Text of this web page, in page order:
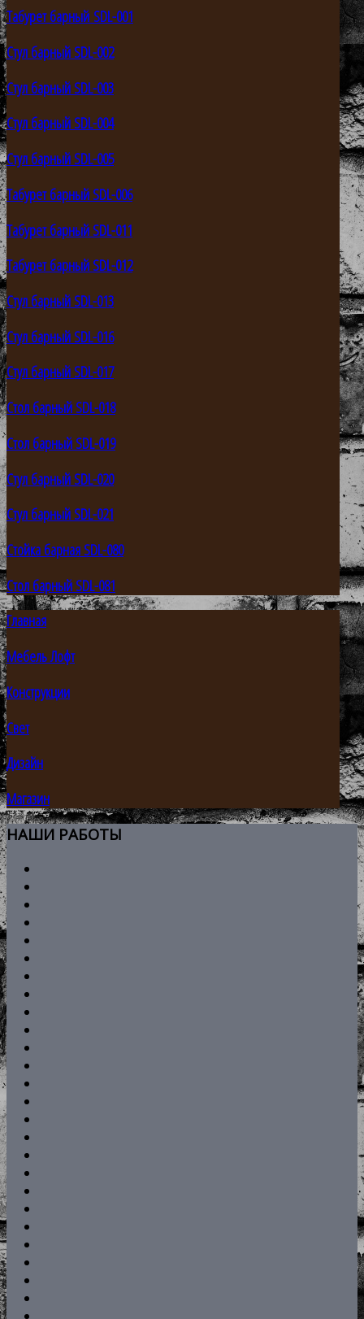
Табурет барный SDL-001
Стул барный SDL-002
Стул барный SDL-003
Стул барный SDL-004
Стул барный SDL-005
Табурет барный SDL-006
Табурет барный SDL-011
Табурет барный SDL-012
Стул барный SDL-013
Стул барный SDL-016
Стул барный SDL-017
Стол барный SDL-018
Стол барный SDL-019
Стул барный SDL-020
Стул барный SDL-021
Стойка барная SDL-080
Стол барный SDL-081
Главная
Мебель Лофт
Конструкции
Свет
Дизайн
Магазин
НАШИ РАБОТЫ